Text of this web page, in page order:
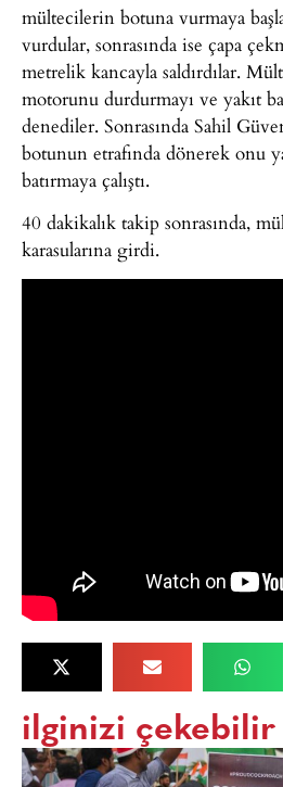
mültecilerin botuna vurmaya
vurdular, sonrasında ise çapa
metrelik kancayla saldırdılar.
motorunu durdurmayı ve yakıt
denediler. Sonrasında Sahil
botunun etrafında dönerek onu
batırmaya çalıştı.
40 dakikalık takip sonrasında,
karasularına girdi.
ilginizi çekebilir